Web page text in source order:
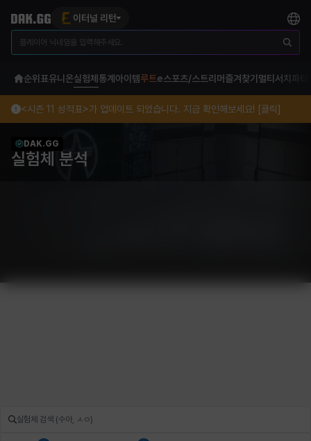
이터널 리턴
순위표유니온실험체 통계 아이템루트e스포츠/스트리머 즐겨찾기 멀티서치 파티
<시즌 11 성적표>가 업데이트 되었습니다. 지금 확인해보세요! [클릭]
DAK.GG
실험체 분석